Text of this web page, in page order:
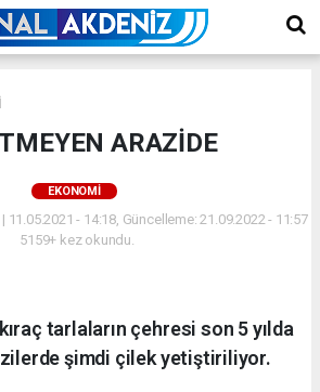
ARAZİDE
EKONOMİ
11.05.2021 - 14:18, Güncelleme: 21.09.2022 - 11:57
5159+ kez okundu.
tarlaların çehresi son 5 yılda
şimdi çilek yetiştiriliyor.